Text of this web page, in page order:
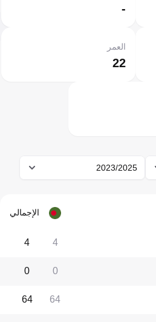
-
22
العمر
2023/2025
الإجمالي
4
4
0
0
64
64